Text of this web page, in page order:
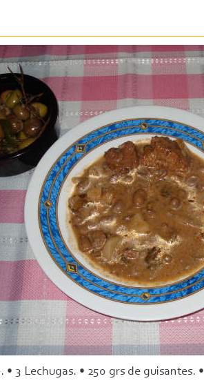
• 3 Lechugas. • 250 grs de